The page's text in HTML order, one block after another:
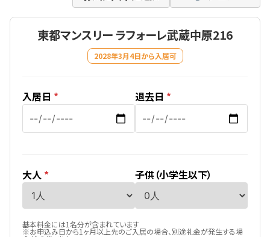
東都マンスリー ラフォーレ武蔵中原216
2028年3月4日から入居可
入居日 * 退去日 *
大人 * 子供（小学生以下）
基本料金には1名分が含まれています
※お申込み日から1ヶ月以上先のご入居の場合、別途礼金が発生する場